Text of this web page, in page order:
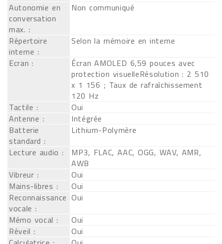
Autonomie en
conversation
max. :
Non communiqué
Répertoire
interne :
Selon la mémoire en interne
Ecran :
Écran AMOLED 6,59 pouces avec
protection visuelleRésolution : 2 510
x 1 156 ; Taux de rafraîchissement
120 Hz
Tactile :
Oui
Antenne :
Intégrée
Batterie
standard :
Lithium-Polymère
Lecture audio :
MP3, FLAC, AAC, OGG, WAV, AMR,
AWB
Vibreur :
Oui
Mains-libres :
Oui
Reconnaissance
vocale :
Oui
Mémo vocal :
Oui
Réveil :
Oui